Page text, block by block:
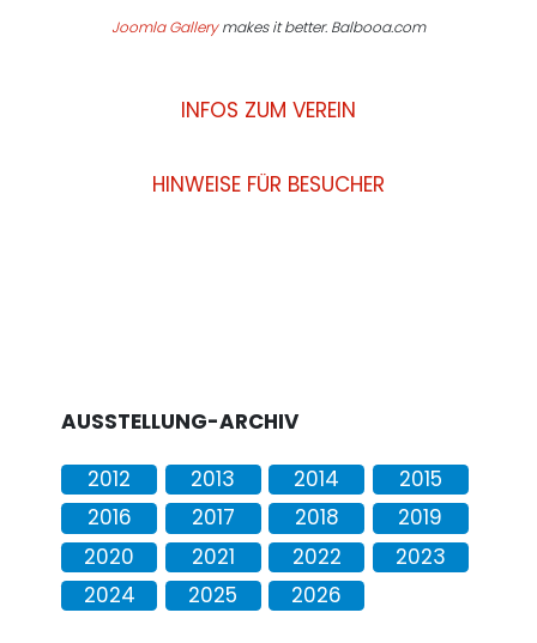
Joomla Gallerymakes it better. Balbooa.com
INFOS ZUM VEREIN
HINWEISE FÜR BESUCHER
AUSSTELLUNG-ARCHIV
2012
2013 2014
2015
2016
2017 2018
2019
2020
2021 2022
2023
2024
2025 2026